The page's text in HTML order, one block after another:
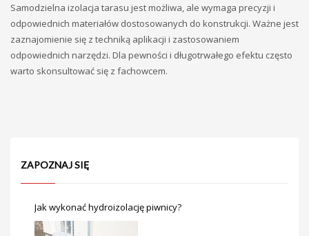
Samodzielna izolacja tarasu jest możliwa, ale wymaga precyzji i
odpowiednich materiałów dostosowanych do konstrukcji. Ważne jest
zaznajomienie się z techniką aplikacji i zastosowaniem
odpowiednich narzędzi. Dla pewności i długotrwałego efektu często
warto skonsultować się z fachowcem.
ZAPOZNAJ SIĘ
Jak wykonać hydroizolację piwnicy?